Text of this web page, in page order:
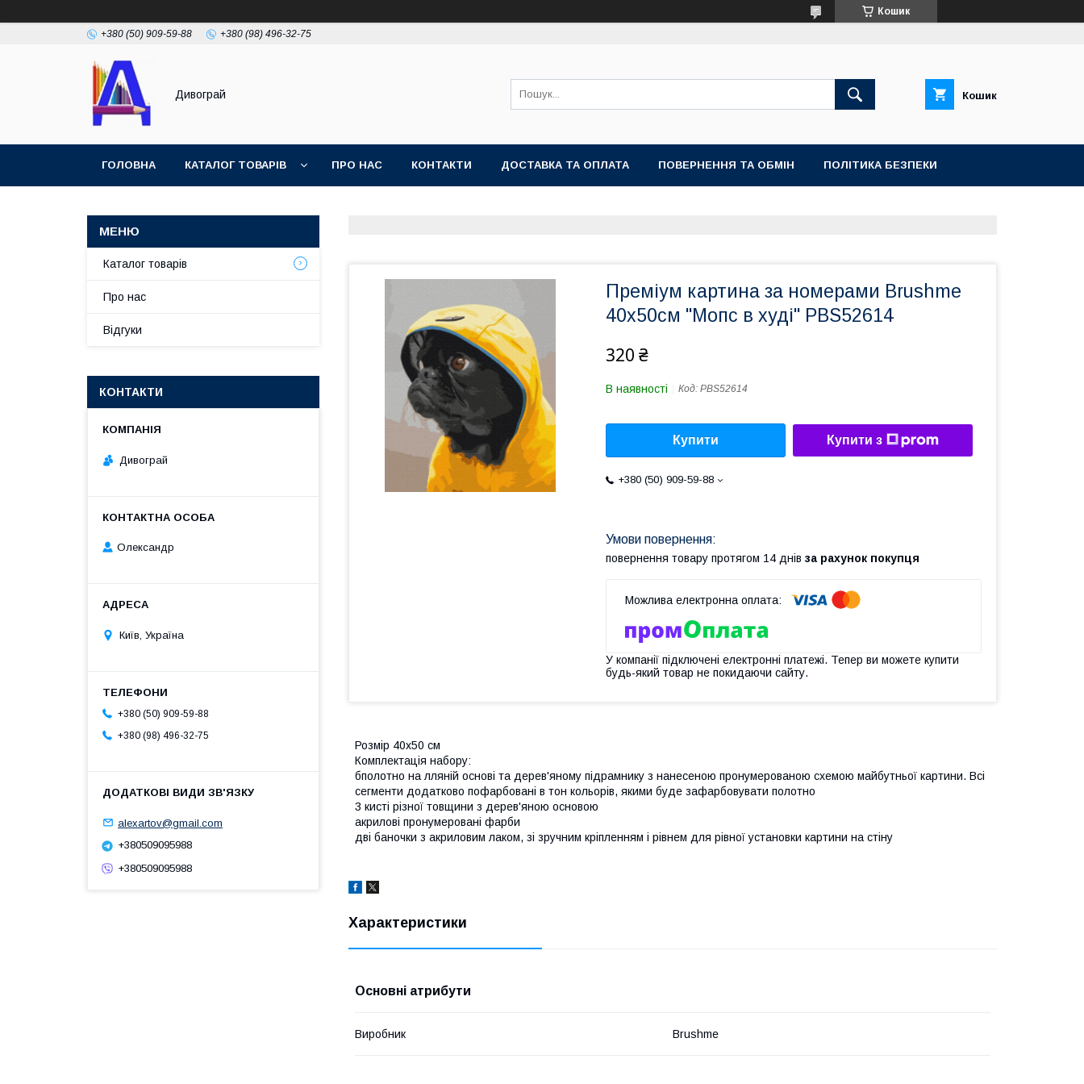
Кошик
+380 (50) 909-59-88 +380 (98) 496-32-75
Дивограй Кошик
ГОЛОВНА КАТАЛОГ ТОВАРІВ ПРО НАС КОНТАКТИ ДОСТАВКА ТА ОПЛАТА ПОВЕРНЕННЯ ТА ОБМІН ПОЛІТИКА БЕЗПЕКИ
Преміум картина за номерами Brushme
40x50см "Мопс в худі" PBS52614
320 ₴
В наявності Код: PBS52614
Купити Купити з
+380 (50) 909-59-88
повернення товару протягом 14 днів за рахунок покупця
У компанії підключені електронні платежі. Тепер ви можете купити
будь-який товар не покидаючи сайту.
Розмір 40x50 см
Комплектація набору:
бполотно на лляній основі та дерев'яному підрамнику з нанесеною пронумерованою схемою майбутньої картини. Всі
сегменти додатково пофарбовані в тон кольорів, якими буде зафарбовувати полотно
3 кисті різної товщини з дерев'яною основою
акрилові пронумеровані фарби
дві баночки з акриловим лаком, зі зручним кріпленням і рівнем для рівної установки картини на стіну
Характеристики
Основні атрибути
Виробник Brushme
Каталог товарів
Про нас
Відгуки
КОНТАКТИ
Дивограй
Олександр
Київ, Україна
+380 (50) 909-59-88
+380 (98) 496-32-75
alexartov@gmail.com
+380509095988
+380509095988